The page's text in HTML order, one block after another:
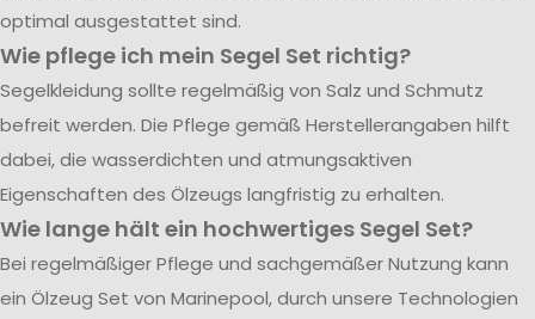
optimal ausgestattet sind.
Wie pflege ich mein Segel Set richtig?
Segelkleidung sollte regelmäßig von Salz und Schmutz
befreit werden. Die Pflege gemäß Herstellerangaben hilft
dabei, die wasserdichten und atmungsaktiven
Eigenschaften des Ölzeugs langfristig zu erhalten.
Wie lange hält ein hochwertiges Segel Set?
Bei regelmäßiger Pflege und sachgemäßer Nutzung kann
ein Ölzeug Set von Marinepool, durch unsere Technologien